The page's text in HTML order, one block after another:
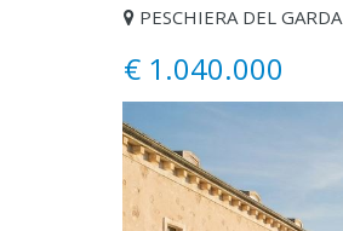
PESCHIERA DEL GARDA
€ 1.040.000